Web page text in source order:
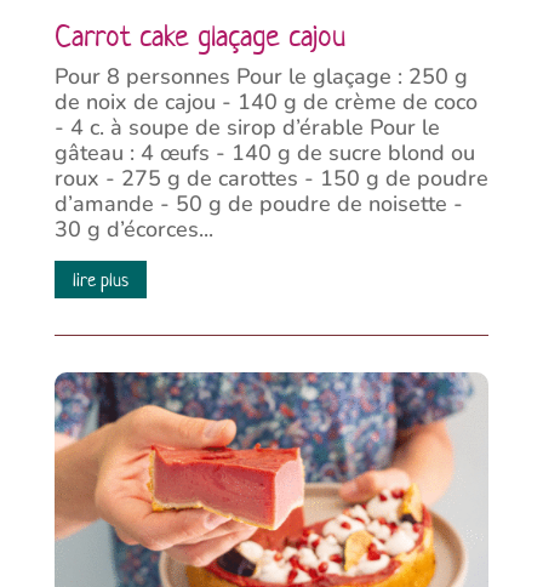
Carrot cake glaçage cajou
Pour 8 personnes Pour le glaçage : 250 g
de noix de cajou - 140 g de crème de coco
- 4 c. à soupe de sirop d’érable Pour le
gâteau : 4 œufs - 140 g de sucre blond ou
roux - 275 g de carottes - 150 g de poudre
d’amande - 50 g de poudre de noisette -
30 g d’écorces...
lire plus